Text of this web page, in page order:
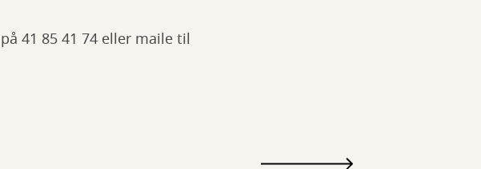
41 85 41 74 eller maile til